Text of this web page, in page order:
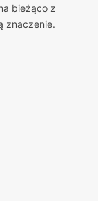
bieżąco z
znaczenie.